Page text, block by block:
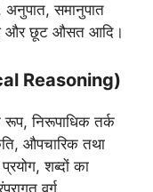
अनुपात, समानुपात
और छूट औसत आदि।
Reasoning)
निरूपाधिक तर्क
औपचारिक तथा
शब्दों का
वर्ग